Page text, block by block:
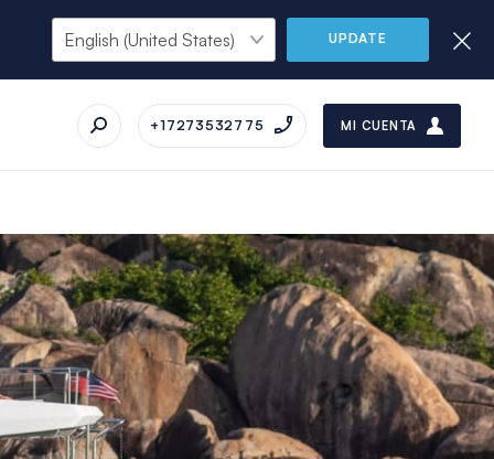
UPDATE
+17273532775 MI CUENTA